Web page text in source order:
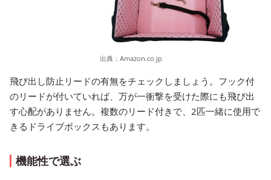
出典： Amazon.co.jp
飛び出し防止リードの有無をチェックしましょう。フック付
のリードが付いていれば、万が一衝撃を受けた際にも飛び出
す心配がありません。複数のリード付きで、2匹一緒に使用で
きるドライブボックスもあります。
機能性で選ぶ